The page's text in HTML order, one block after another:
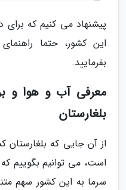
پیشنهاد می کنیم که برای
این کشور، حتما
بفرمایید.
معرفی آب و هوا و
بلغارستان
از آن جایی که بلغارستان
است، می توانیم بگوییم
سرما به این کشور سهم